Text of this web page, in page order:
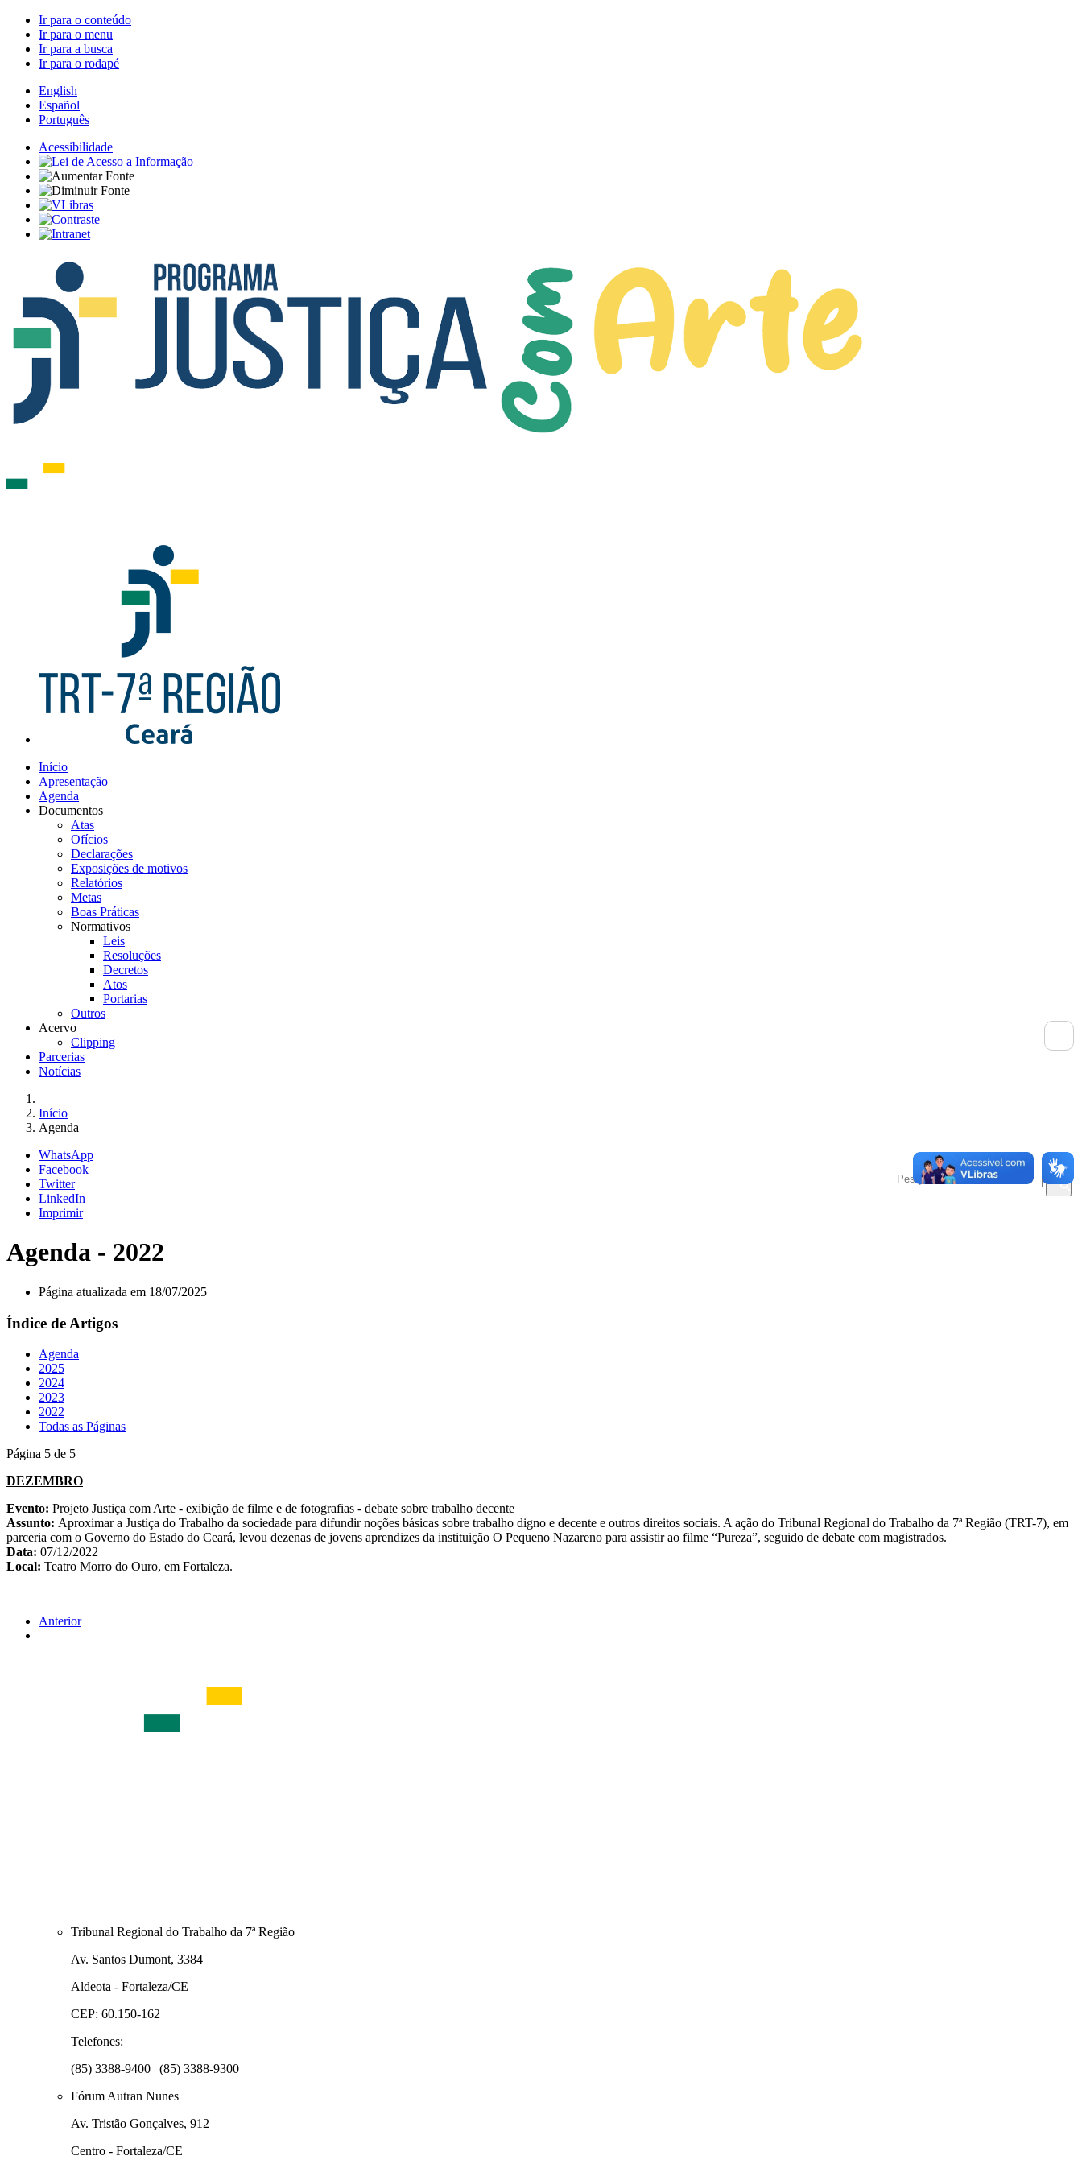
Ir para o conteúdo
Ir para o menu
Ir para a busca
Ir para o rodapé
English
Español
Português
Acessibilidade
Início
Apresentação
Agenda
Documentos
Atas
Ofícios
Declarações
Exposições de motivos
Relatórios
Metas
Boas Práticas
Normativos
Leis
Resoluções
Decretos
Atos
Portarias
Outros
Acervo
Clipping
Parcerias
Notícias
Início
Agenda
WhatsApp
Facebook
Twitter
LinkedIn
Imprimir
Agenda - 2022
Página atualizada em 18/07/2025
Índice de Artigos
Agenda
2025
2024
2023
2022
Todas as Páginas
Página 5 de 5
DEZEMBRO
Evento: Projeto Justiça com Arte - exibição de filme e de fotografias - debate sobre trabalho decente
Assunto: Aproximar a Justiça do Trabalho da sociedade para difundir noções básicas sobre trabalho digno e decente e outros direitos sociais. A ação do Tribunal Regional do Trabalho da 7ª Região (TRT-7), em
parceria com o Governo do Estado do Ceará, levou dezenas de jovens aprendizes da instituição O Pequeno Nazareno para assistir ao filme “Pureza”, seguido de debate com magistrados.
Data: 07/12/2022
Local: Teatro Morro do Ouro, em Fortaleza.
Anterior
Tribunal Regional do Trabalho da 7ª Região
Av. Santos Dumont, 3384
Aldeota - Fortaleza/CE
CEP: 60.150-162
Telefones:
(85) 3388-9400 | (85) 3388-9300
Fórum Autran Nunes
Av. Tristão Gonçalves, 912
Centro - Fortaleza/CE